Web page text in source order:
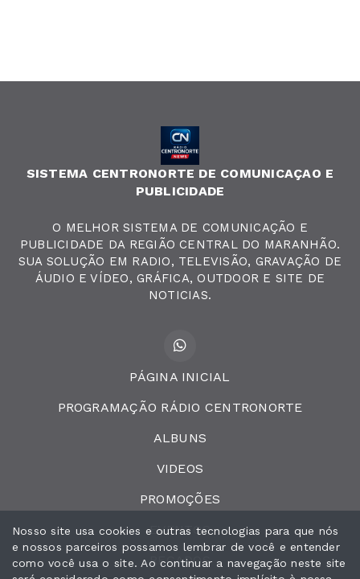
SISTEMA CENTRONORTE DE COMUNICAÇAO E
PUBLICIDADE
O MELHOR SISTEMA DE COMUNICAÇÃO E
PUBLICIDADE DA REGIÃO CENTRAL DO MARANHÃO.
SUA SOLUÇÃO EM RADIO, TELEVISÃO, GRAVAÇÃO DE
ÁUDIO E VÍDEO, GRÁFICA, OUTDOOR E SITE DE
NOTICIAS.
PÁGINA INICIAL
PROGRAMAÇÃO RÁDIO CENTRONORTE
ALBUNS
VIDEOS
PROMOÇÕES
EVENTOS
RECADOS
Nosso site usa cookies e outras tecnologias para que nós
e nossos parceiros possamos lembrar de você e entender
como você usa o site. Ao continuar a navegação neste site